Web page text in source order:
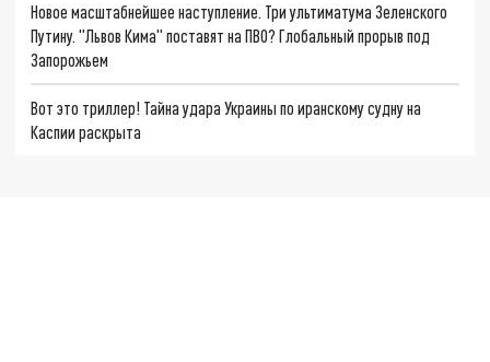
Новое масштабнейшее наступление. Три ультиматума Зеленского
Путину. "Львов Кима" поставят на ПВО? Глобальный прорыв под
Запорожьем
Вот это триллер! Тайна удара Украины по иранскому судну на
Каспии раскрыта